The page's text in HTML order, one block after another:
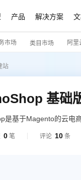
产品 解决方案
市场 类目市场 阿里
站
基础
是基于Magento的云电
0 笔 评论 10 条